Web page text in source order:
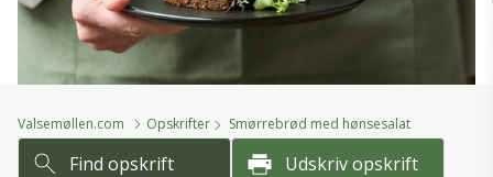
Valsemøllen.com Opskrifter Smørrebrød med hønsesalat
Find opskrift Udskriv opskrift